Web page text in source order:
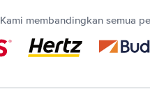
Kami membandingkan semua